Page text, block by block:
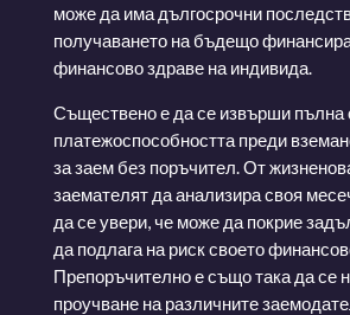
може да има дългосрочни
получаването на бъдещо
финансово здраве на индивида.
Съществено е да се извърши пълна
платежоспособността преди
за заем без поръчител. От
заемателят да анализира своя
да се увери, че може да покрие
да подлага на риск своето
Препоръчително е също така да се
проучване на различните